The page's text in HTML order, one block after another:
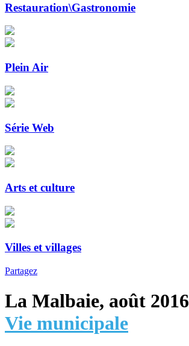
Restauration\Gastronomie
Plein Air
Série Web
Arts et culture
Villes et villages
Partagez
La Malbaie, août 2016
Vie municipale